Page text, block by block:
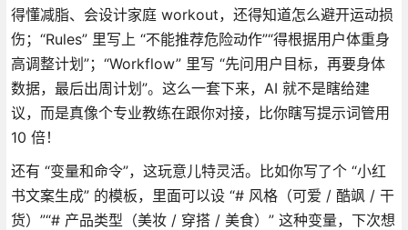
得懂减脂、会设计家庭 workout，还得知道怎么避开运动损
伤；“Rules” 里写上 “不能推荐危险动作”“得根据用户体重身
高调整计划”；“Workflow” 里写 “先问用户目标，再要身体
数据，最后出周计划”。这么一套下来，AI 就不是瞎给建
议，而是真像个专业教练在跟你对接，比你瞎写提示词管用
10 倍！
还有 “变量和命令”，这玩意儿特灵活。比如你写了个 “小红
书文案生成” 的模板，里面可以设 “# 风格（可爱 / 酷飒 / 干
货）”“# 产品类型（美妆 / 穿搭 / 美食）” 这种变量，下次想